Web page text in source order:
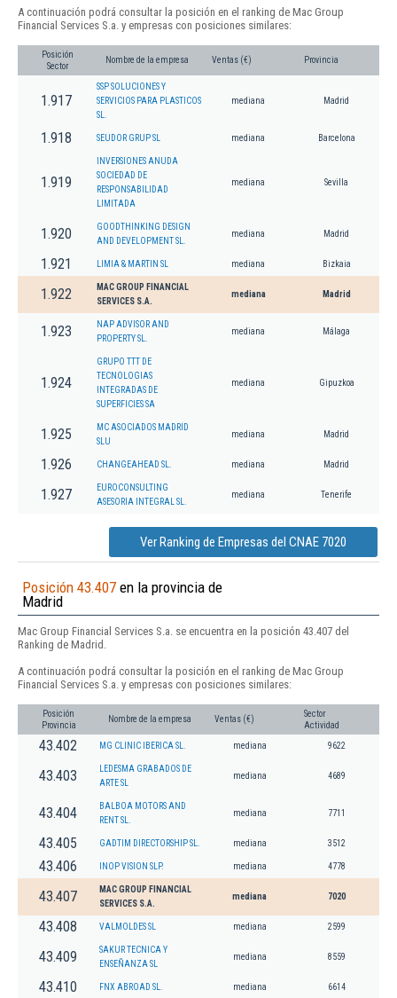
A continuación podrá consultar la posición en el ranking de Mac Group
Financial Services S.a. y empresas con posiciones similares:
Posición
Sector
Nombre de la empresa Ventas (€) Provincia
1.917
SSP SOLUCIONES Y
SERVICIOS PARA PLASTICOS
SL.
mediana Madrid
1.918 SEUDOR GRUP SL mediana Barcelona
1.919
INVERSIONES ANUDA
SOCIEDAD DE
RESPONSABILIDAD
LIMITADA
mediana Sevilla
1.920
GOODTHINKING DESIGN
AND DEVELOPMENT SL.
mediana Madrid
1.921 LIMIA & MARTIN SL mediana Bizkaia
1.922
MAC GROUP FINANCIAL
SERVICES S.A.
mediana Madrid
1.923
NAP ADVISOR AND
PROPERTY SL.
mediana Málaga
1.924
GRUPO TTT DE
TECNOLOGIAS
INTEGRADAS DE
SUPERFICIES SA
mediana Gipuzkoa
1.925
MC ASOCIADOS MADRID
SLU
mediana Madrid
1.926 CHANGEAHEAD SL. mediana Madrid
1.927
EUROCONSULTING
ASESORIA INTEGRAL SL.
mediana Tenerife
Ver Ranking de Empresas del CNAE 7020
Posición 43.407 en la provincia de
Madrid
Mac Group Financial Services S.a. se encuentra en la posición 43.407 del
Ranking de Madrid.
A continuación podrá consultar la posición en el ranking de Mac Group
Financial Services S.a. y empresas con posiciones similares:
Posición
Provincia
Nombre de la empresa Ventas (€)
Sector
Actividad
43.402 MG CLINIC IBERICA SL. mediana 9622
43.403
LEDESMA GRABADOS DE
ARTE SL
mediana 4689
43.404
BALBOA MOTORS AND
RENT SL.
mediana 7711
43.405 GADTIM DIRECTORSHIP SL. mediana 3512
43.406 INOP VISION SLP. mediana 4778
43.407
MAC GROUP FINANCIAL
SERVICES S.A.
mediana 7020
43.408 VALMOLDES SL mediana 2599
43.409
SAKUR TECNICA Y
ENSEÑANZA SL
mediana 8559
43.410 FNX ABROAD SL. mediana 6614